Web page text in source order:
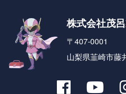
株式会社茂
〒407-0001
山梨県韮崎市藤